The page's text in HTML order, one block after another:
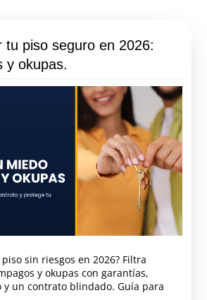
tu piso seguro en 2026:
y okupas.
sin riesgos en 2026? Filtra
y okupas con garantías,
y un contrato blindado. Guía para